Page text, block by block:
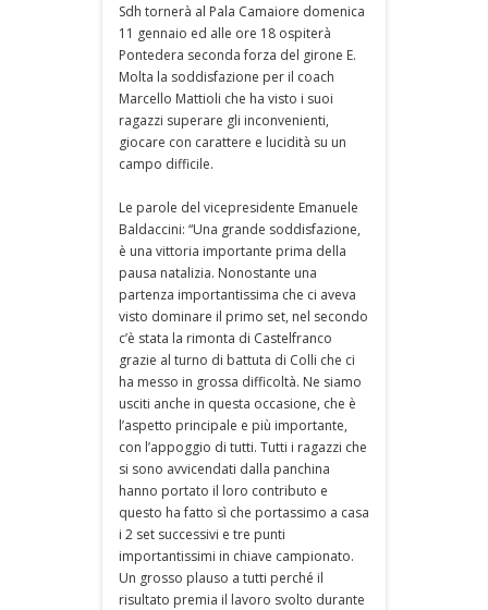
Sdh tornerà al Pala Camaiore domenica
11 gennaio ed alle ore 18 ospiterà
Pontedera seconda forza del girone E.
Molta la soddisfazione per il coach
Marcello Mattioli che ha visto i suoi
ragazzi superare gli inconvenienti,
giocare con carattere e lucidità su un
campo difficile.
Le parole del vicepresidente Emanuele
Baldaccini: “Una grande soddisfazione,
è una vittoria importante prima della
pausa natalizia. Nonostante una
partenza importantissima che ci aveva
visto dominare il primo set, nel secondo
c’è stata la rimonta di Castelfranco
grazie al turno di battuta di Colli che ci
ha messo in grossa difficoltà. Ne siamo
usciti anche in questa occasione, che è
l’aspetto principale e più importante,
con l’appoggio di tutti. Tutti i ragazzi che
si sono avvicendati dalla panchina
hanno portato il loro contributo e
questo ha fatto sì che portassimo a casa
i 2 set successivi e tre punti
importantissimi in chiave campionato.
Un grosso plauso a tutti perché il
risultato premia il lavoro svolto durante